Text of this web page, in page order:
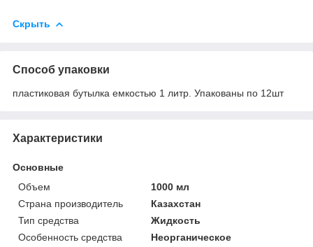
Скрыть
Способ упаковки
пластиковая бутылка емкостью 1 литр. Упакованы по 12шт
Характеристики
Основные
Объем
1000 мл
Страна производитель
Казахстан
Тип средства
Жидкость
Особенность средства
Неорганическое